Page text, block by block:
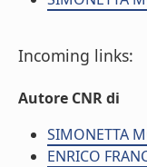
Incoming links:
Autore CNR di
SIMONETTA
ENRICO